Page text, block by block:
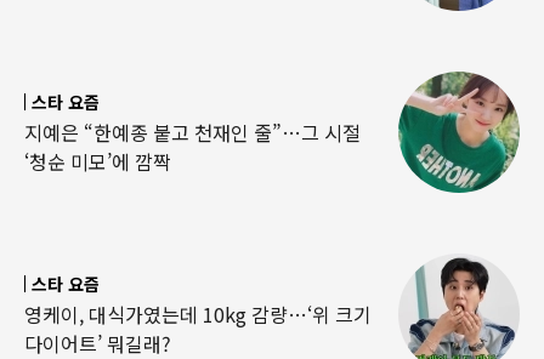
스타 요즘
지예은 “한예종 붙고 천재인 줄”…그 시절
‘청순 미모’에 깜짝
스타 요즘
영케이, 대식가였는데 10kg 감량…‘위 크기
다이어트’ 뭐길래?